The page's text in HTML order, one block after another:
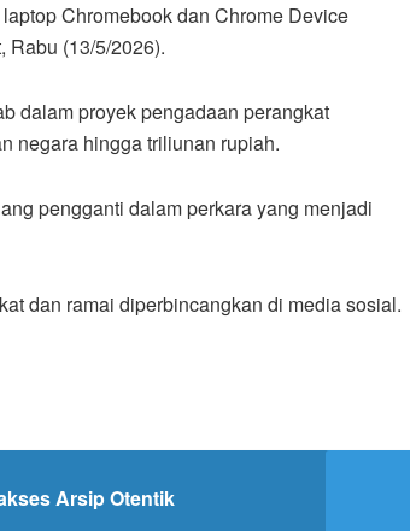
Chromebook dan Chrome Device
Rabu (13/5/2026).
dalam proyek pengadaan perangkat
negara hingga triliunan rupiah.
pengganti dalam perkara yang menjadi
dan ramai diperbincangkan di media sosial.
Arsip Otentik